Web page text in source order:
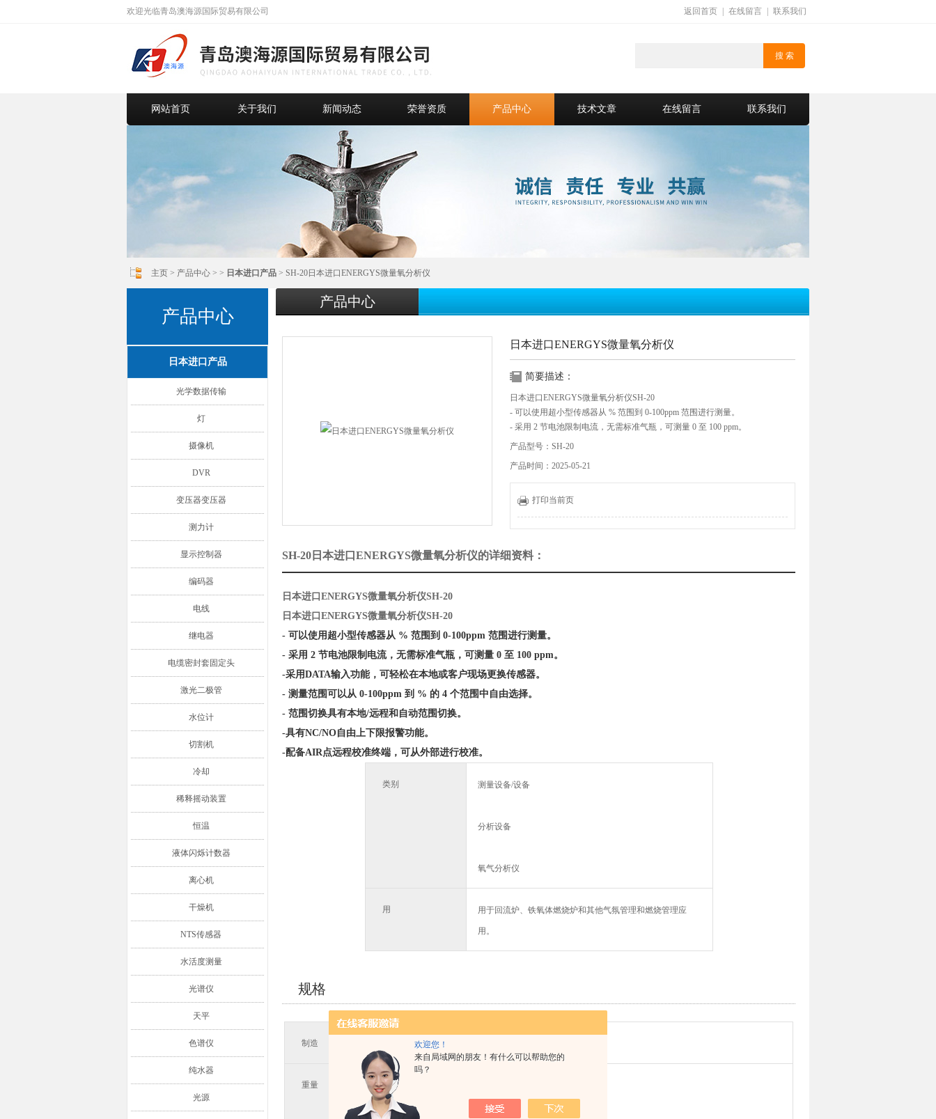
欢迎您！
来自局域网的朋友！有什么可以帮助您的
吗？
欢迎光临青岛澳海源国际贸易有限公司 返回首页 在线留言 联系我们
网站首页 关于我们 新闻动态 荣誉资质 产品中心 技术文章 在线留言 联系我们
主页 > 产品中心 > > 日本进口产品 > SH-20日本进口ENERGYS微量氧分析仪
产品中心
日本进口产品
光学数据传输
灯
摄像机
DVR
变压器变压器
测力计
显示控制器
编码器
电线
继电器
电缆密封套固定头
激光二极管
水位计
切割机
冷却
稀释摇动装置
恒温
液体闪烁计数器
离心机
干燥机
NTS传感器
水活度测量
光谱仪
天平
色谱仪
纯水器
光源
产品中心
日本进口ENERGYS微量氧分析仪
简要描述：
日本进口ENERGYS微量氧分析仪SH-20
- 可以使用超小型传感器从 % 范围到 0-100ppm 范围进行测量。
- 采用 2 节电池限制电流，无需标准气瓶，可测量 0 至 100 ppm。
-采用DATA输入功能，可轻松在本地或客户现场更换传感器。
- 范围切换具有本地/远程和自动范围切换。
-具有NC/NO自由上下
产品型号：SH-20
产品时间：2025-05-21
打印当前页
SH-20日本进口ENERGYS微量氧分析仪的详细资料：
日本进口ENERGYS微量氧分析仪SH-20
日本进口ENERGYS微量氧分析仪SH-20
- 可以使用超小型传感器从 % 范围到 0-100ppm 范围进行测量。
- 采用 2 节电池限制电流，无需标准气瓶，可测量 0 至 100 ppm。
-采用DATA输入功能，可轻松在本地或客户现场更换传感器。
- 测量范围可以从 0-100ppm 到 % 的 4 个范围中自由选择。
- 范围切换具有本地/远程和自动范围切换。
-具有NC/NO自由上下限报警功能。
-配备AIR点远程校准终端，可从外部进行校准。
类别 测量设备/设备
分析设备
氧气分析仪
用 用于回流炉、铁氧体燃烧炉和其他气氛管理和燃烧管理应
用。
规格
制造
重量
SH-204-B型：约3.0kg